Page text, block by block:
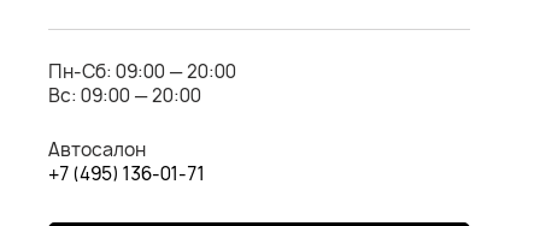
Пн-Cб: 09:00 — 20:00
Вс: 09:00 — 20:00
Автосалон
+7 (495) 136-01-71